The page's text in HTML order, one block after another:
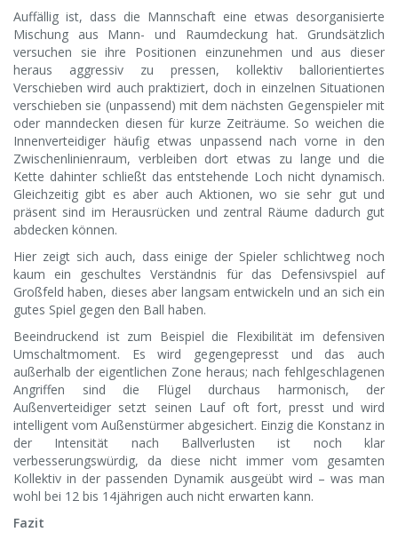
Auffällig ist, dass die Mannschaft eine etwas desorganisierte
Mischung aus Mann- und Raumdeckung hat. Grundsätzlich
versuchen sie ihre Positionen einzunehmen und aus dieser
heraus aggressiv zu pressen, kollektiv ballorientiertes
Verschieben wird auch praktiziert, doch in einzelnen Situationen
verschieben sie (unpassend) mit dem nächsten Gegenspieler mit
oder manndecken diesen für kurze Zeiträume. So weichen die
Innenverteidiger häufig etwas unpassend nach vorne in den
Zwischenlinienraum, verbleiben dort etwas zu lange und die
Kette dahinter schließt das entstehende Loch nicht dynamisch.
Gleichzeitig gibt es aber auch Aktionen, wo sie sehr gut und
präsent sind im Herausrücken und zentral Räume dadurch gut
abdecken können.
Hier zeigt sich auch, dass einige der Spieler schlichtweg noch
kaum ein geschultes Verständnis für das Defensivspiel auf
Großfeld haben, dieses aber langsam entwickeln und an sich ein
gutes Spiel gegen den Ball haben.
Beeindruckend ist zum Beispiel die Flexibilität im defensiven
Umschaltmoment. Es wird gegengepresst und das auch
außerhalb der eigentlichen Zone heraus; nach fehlgeschlagenen
Angriffen sind die Flügel durchaus harmonisch, der
Außenverteidiger setzt seinen Lauf oft fort, presst und wird
intelligent vom Außenstürmer abgesichert. Einzig die Konstanz in
der Intensität nach Ballverlusten ist noch klar
verbesserungswürdig, da diese nicht immer vom gesamten
Kollektiv in der passenden Dynamik ausgeübt wird – was man
wohl bei 12 bis 14jährigen auch nicht erwarten kann.
Fazit